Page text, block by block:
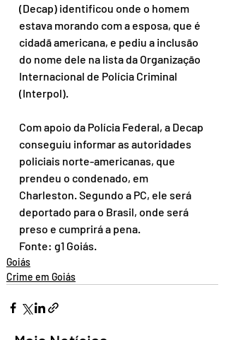
(Decap) identificou onde o homem
estava morando com a esposa, que é
cidadã americana, e pediu a inclusão
do nome dele na lista da Organização
Internacional de Polícia Criminal
(Interpol).
Com apoio da Polícia Federal, a Decap
conseguiu informar as autoridades
policiais norte-americanas, que
prendeu o condenado, em
Charleston. Segundo a PC, ele será
deportado para o Brasil, onde será
preso e cumprirá a pena.
Fonte: g1 Goiás.
Goiás
Crime em Goiás